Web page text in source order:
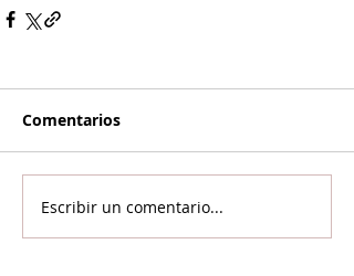
Comentarios
Escribir un comentario...